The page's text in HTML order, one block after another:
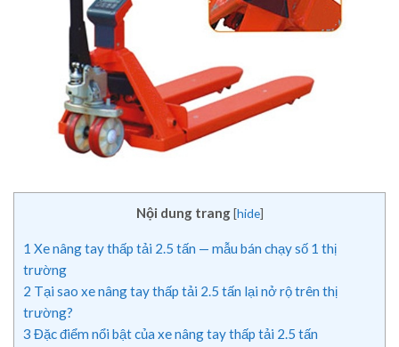
Nội dung trang [hide]
1 Xe nâng tay thấp tải 2.5 tấn — mẫu bán chạy số 1 thị
trường
2 Tại sao xe nâng tay thấp tải 2.5 tấn lại nở rộ trên thị
trường?
3 Đặc điểm nổi bật của xe nâng tay thấp tải 2.5 tấn